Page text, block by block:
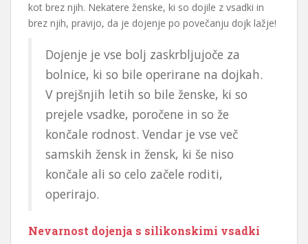
kot brez njih. Nekatere ženske, ki so dojile z vsadki in
brez njih, pravijo, da je dojenje po povečanju dojk lažje!
Dojenje je vse bolj zaskrbljujoče za
bolnice, ki so bile operirane na dojkah.
V prejšnjih letih so bile ženske, ki so
prejele vsadke, poročene in so že
končale rodnost. Vendar je vse več
samskih žensk in žensk, ki še niso
končale ali so celo začele roditi,
operirajo.
Nevarnost dojenja s silikonskimi vsadki